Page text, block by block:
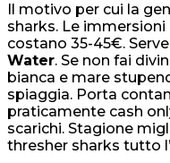
Il motivo per cui la
sharks. Le
costano 35-45€.
Water. Se non fai
bianca e mare
spiaggia. Porta
praticamente cash
scarichi. Stagione
thresher sharks tutto